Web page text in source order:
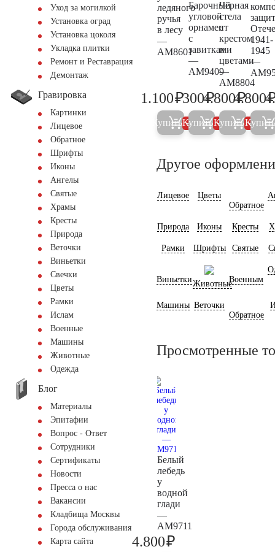
Уход за могилкой
Установка оград
Установка цоколя
Укладка плитки
Ремонт и Реставрация
Демонтаж
Гравировка
Картинки
Лицевое
Обратное
Шрифты
Иконы
Ангелы
Святые
Храмы
Кресты
Природа
Веточки
Виньетки
Свечки
Цветы
Рамки
Ислам
Военные
Машины
Животные
Одежда
Блог
Материалы
Эпитафии
Вопрос - Ответ
Сотрудники
Сертификаты
Новости
Пресса о нас
Вакансии
Кладбища Москвы
Города обслуживания
Карта сайта
ледяного
ручья
в лесу
—
AM8601
1.200
1.100₽
Купить 5%
Барочный
угловой
орнамент
с
завитками
—
AM9409
300
300₽
Купить 5%
Черная
стела
с
крестом
и
цветами
—
AM8804
5.000
4.800₽
Купить 5%
1941-
1945
—
4.800
Купить
Другое
Лицевое
Цветы
Обратное
Природа Иконы Кресты
Рамки Шрифты Святые
ВиньеткиЖивотныеВоенным
Машины Веточки
Обратное
Просмотренные
Белый
лебедь
у
водной
глади
—
AM9711
4.800₽